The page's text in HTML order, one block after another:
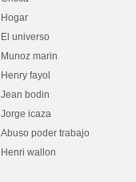
Hogar
El universo
Munoz marin
Henry fayol
Jean bodin
Jorge icaza
Abuso poder trabajo
Henri wallon